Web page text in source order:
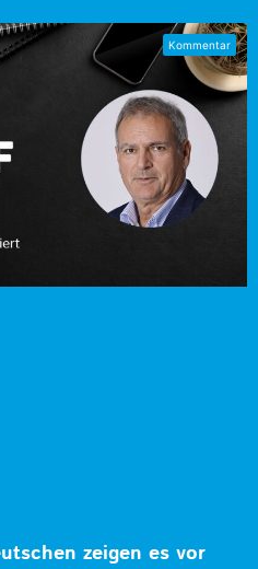
zeigen es vor